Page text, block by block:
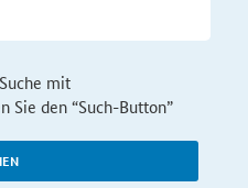
mit
Sie den “Such-Button”